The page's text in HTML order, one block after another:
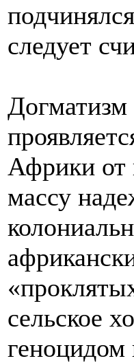
следует
Догматизм
Африки от
массу
сельское
геноцидом